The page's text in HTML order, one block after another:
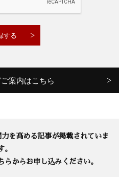
案内はこちら
力を高める記事が掲載されていま
。
からお申し込みください。